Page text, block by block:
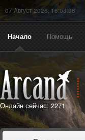
07 Август 2026, 16:03:08
Начало Помощь
Онлайн сейчас: 2271